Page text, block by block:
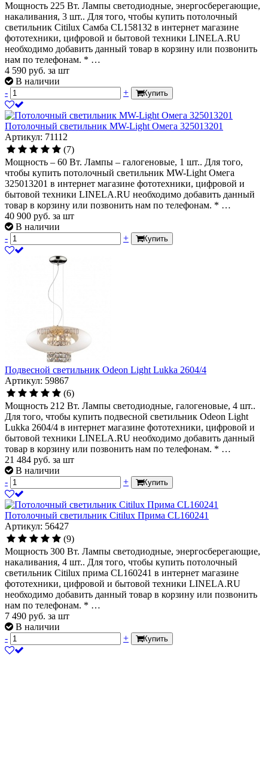
Мощность 225 Вт. Лампы светодиодные, энергосберегающие,
накаливания, 3 шт.. Для того, чтобы купить потолочный
светильник Citilux Самба CL158132 в интернет магазине
фототехники, цифровой и бытовой техники LINELA.RU
необходимо добавить данный товар в корзину или позвонить
нам по телефонам. * …
4 590 руб. за шт
В наличии
-
+ Купить
Потолочный светильник MW-Light Омега 325013201
Артикул: 71112
(7)
Мощность – 60 Вт. Лампы – галогеновые, 1 шт.. Для того,
чтобы купить потолочный светильник MW-Light Омега
325013201 в интернет магазине фототехники, цифровой и
бытовой техники LINELA.RU необходимо добавить данный
товар в корзину или позвонить нам по телефонам. * …
40 900 руб. за шт
В наличии
-
+ Купить
Подвесной светильник Odeon Light Lukka 2604/4
Артикул: 59867
(6)
Мощность 212 Вт. Лампы светодиодные, галогеновые, 4 шт..
Для того, чтобы купить подвесной светильник Odeon Light
Lukka 2604/4 в интернет магазине фототехники, цифровой и
бытовой техники LINELA.RU необходимо добавить данный
товар в корзину или позвонить нам по телефонам. * …
21 484 руб. за шт
В наличии
-
+ Купить
Потолочный светильник Citilux Прима CL160241
Артикул: 56427
(9)
Мощность 300 Вт. Лампы светодиодные, энергосберегающие,
накаливания, 4 шт.. Для того, чтобы купить потолочный
светильник Citilux прима CL160241 в интернет магазине
фототехники, цифровой и бытовой техники LINELA.RU
необходимо добавить данный товар в корзину или позвонить
нам по телефонам. * …
7 490 руб. за шт
В наличии
-
+ Купить